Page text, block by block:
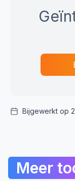
Bijgewerkt op
Meer